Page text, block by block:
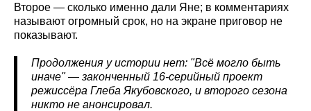
Второе — сколько именно дали Яне; в комментариях
называют огромный срок, но на экране приговор не
показывают.
Продолжения у истории нет: "Всё могло быть
иначе" — законченный 16-серийный проект
режиссёра Глеба Якубовского, и второго сезона
никто не анонсировал.